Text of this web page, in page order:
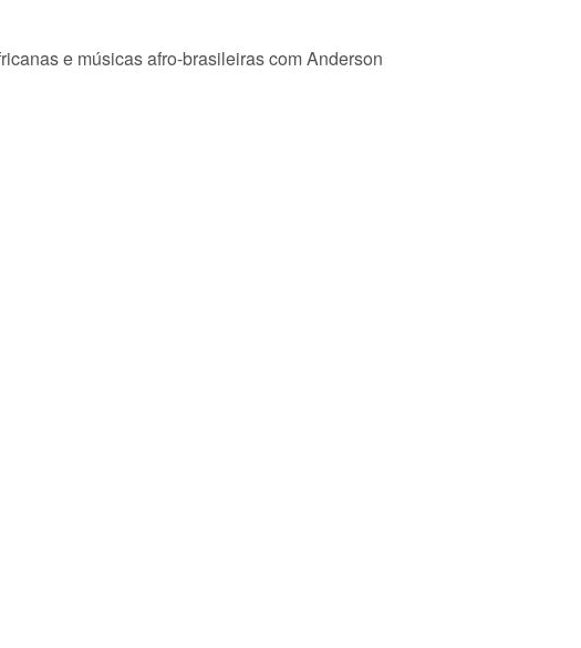
e músicas afro-brasileiras com Anderson